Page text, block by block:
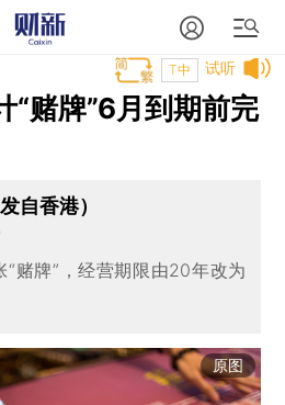
试听
T中
“赌牌”6月到期前完
自香港）
赌牌”，经营期限由20年改为
原图